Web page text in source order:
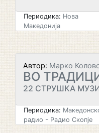
Периодика: Нова
Македонија
Автор: Марко
ВО
22 СТРУШКА
Периодика:
радио - Радио Скопје